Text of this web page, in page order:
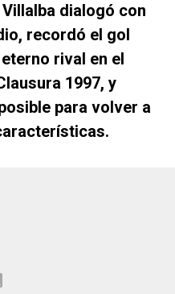
dialogó con
recordó el gol
rival en el
1997, y
para volver a